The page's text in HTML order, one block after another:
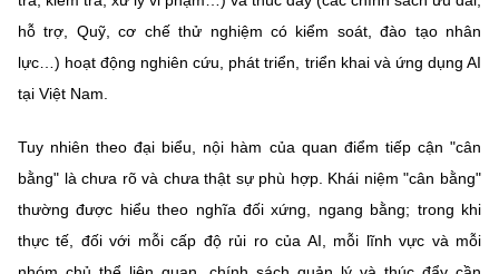
hỗ trợ, Quỹ, cơ chế thử nghiệm có kiểm soát, đào tạo nhân
lực…) hoạt động nghiên cứu, phát triển, triển khai và ứng dụng AI
tại Việt Nam.
Tuy nhiên theo đại biểu, nội hàm của quan điểm tiếp cận "cân
bằng" là chưa rõ và chưa thật sự phù hợp. Khái niệm "cân bằng"
thường được hiểu theo nghĩa đối xứng, ngang bằng; trong khi
thực tế, đối với mỗi cấp độ rủi ro của AI, mỗi lĩnh vực và mỗi